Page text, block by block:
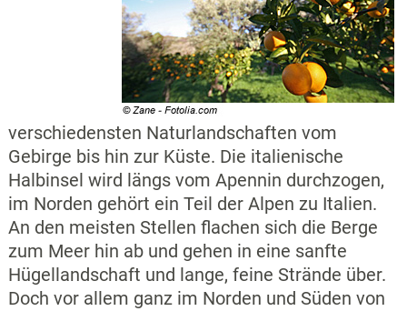
verschiedensten Naturlandschaften vom
Gebirge bis hin zur Küste. Die italienische
Halbinsel wird längs vom Apennin durchzogen,
im Norden gehört ein Teil der Alpen zu Italien.
An den meisten Stellen flachen sich die Berge
zum Meer hin ab und gehen in eine sanfte
Hügellandschaft und lange, feine Strände über.
Doch vor allem ganz im Norden und Süden von